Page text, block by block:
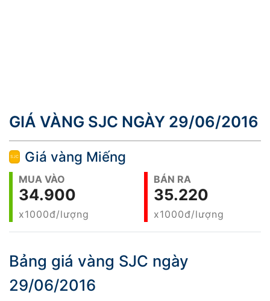
GIÁ VÀNG SJC NGÀY 29/06/2016
Giá vàng Miếng
MUA VÀO
34.900
x1000đ/lượng
BÁN RA
35.220
x1000đ/lượng
Bảng giá vàng SJC ngày
29/06/2016